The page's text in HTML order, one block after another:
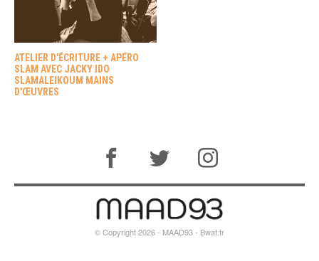
ATELIER D'ÉCRITURE + APÉRO
SLAM AVEC JACKY IDO
SLAMALEIKOUM MAINS
D'ŒUVRES
© Copyright 2026 - MAAD93 - Bwat.fr